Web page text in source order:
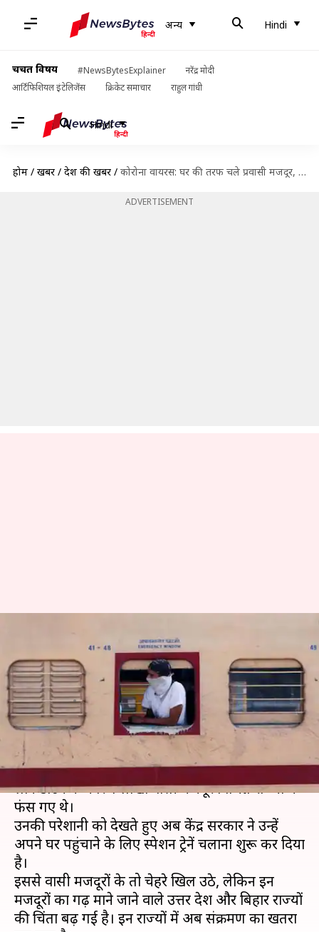
अन्य Hindi
चर्चित विषय #NewsBytesExplainer
नरेंद्र मोदी
आर्टिफिशियल इंटेलिजेंस
क्रिकेट समाचार राहुल गांधी
Hindi
होम / खबरें / देश की खबरें / कोरोना वायरस: घर की तरफ चले प्रवासी मजदूर, उत्तर प्रदेश और बिहार के सामने नई चुनौती
ADVERTISEMENT
कोरोना वायरस: घर की तरफ चले
प्रवासी मजदूर, उत्तर प्रदेश और बिहार
के सामने नई चुनौती
लेखन भारत शर्मा May 02, 2020 07:32 pm
क्या है खबर?
कोरोना के प्रसार को रोकने के लिए लागू किए गए
लॉकडाउन के कारण लाखों प्रवासी मजदूर विभिन्न राज्यों में
फंस गए थे।
उनकी परेशानी को देखते हुए अब केंद्र सरकार ने उन्हें
अपने घर पहुंचाने के लिए स्पेशन ट्रेनें चलाना शुरू कर दिया
है।
इससे प्रवासी मजदूरों के तो चेहरे खिल उठे, लेकिन इन
मजदूरों का गढ़ माने जाने वाले उत्तर प्रदेश और बिहार राज्यों
की चिंता बढ़ गई है। इन राज्यों में अब संक्रमण का खतरा